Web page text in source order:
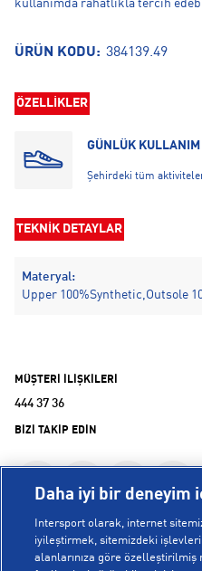
kullanımda rahatlıkla tercih
ÜRÜN KODU: 384139.49
ÖZELLİKLER
GÜNLÜK KULLANIM
Şehirdeki tüm
TEKNİK DETAYLAR
Materyal:
Upper 100%Synthetic,Outsole
MÜŞTERİ İLİŞKİLERİ
444 37 36
BİZİ TAKİP EDİN
Daha iyi bir deneyim
Intersport olarak, internet
iyileştirmek, sitemizdeki
alanlarınıza göre